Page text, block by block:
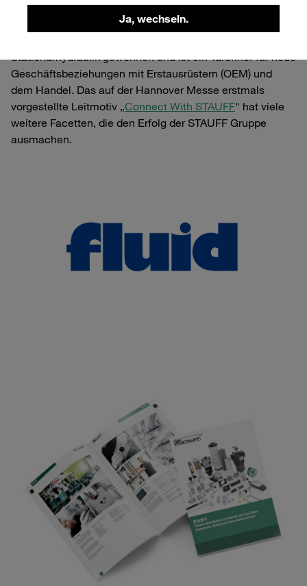
Ja, wechseln.
Zu Recht, denn dasRohrverschraubungsprogramm
hat seit der Einführung im Jahr 2015
Stationärhydraulik gewonnen und ist ein Türöffner für neue
Geschäftsbeziehungen mit Erstausrüstern (OEM) und
dem Handel. Das auf der Hannover Messe erstmals
vorgestellte Leitmotiv „Connect With STAUFF" hat viele
weitere Facetten, die den Erfolg der STAUFF Gruppe
ausmachen.